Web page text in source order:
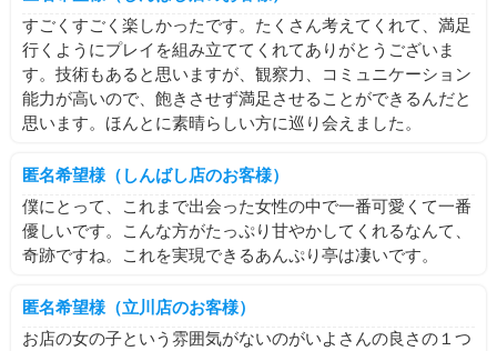
すごくすごく楽しかったです。たくさん考えてくれて、満足
行くようにプレイを組み立ててくれてありがとうございま
す。技術もあると思いますが、観察力、コミュニケーション
能力が高いので、飽きさせず満足させることができるんだと
思います。ほんとに素晴らしい方に巡り会えました。
匿名希望様（しんばし店のお客様）
僕にとって、これまで出会った女性の中で一番可愛くて一番
優しいです。こんな方がたっぷり甘やかしてくれるなんて、
奇跡ですね。これを実現できるあんぷり亭は凄いです。
匿名希望様（立川店のお客様）
お店の女の子という雰囲気がないのがいよさんの良さの１つ